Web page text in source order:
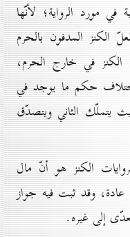
مورد الرواية؛ لأنّها
الكنز المدفون بالحرم
في خارج الحرم،
حكم ما يوجد في
يتملّك الثاني ويتصدّق
الكنز هو أنّ مال
عادة، وقد ثبت فيه جواز
إلى غيره.